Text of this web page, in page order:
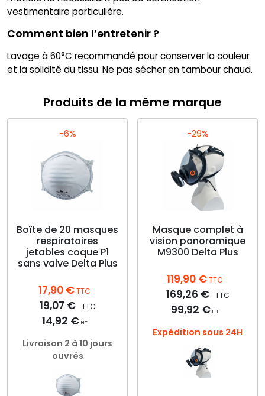
vestimentaire particulière.
Comment bien l’entretenir ?
Lavage à 60°C recommandé pour conserver la couleur
et la solidité du tissu. Ne pas sécher en tambour chaud.
Produits de la même marque
-6%
Boîte de 20 masques
respiratoires
jetables coque P1
sans valve Delta Plus
17,90 €TTC
19,07 € TTC
14,92 € HT
Livraison 2 à 10 jours
ouvrés
-29%
Masque complet à
vision panoramique
M9300 Delta Plus
119,90 € TTC
169,26 € TTC
99,92 € HT
Expédition sous 24H